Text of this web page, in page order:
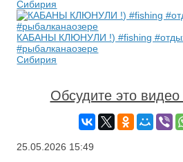
Сибирия
КАБАНЫ КЛЮНУЛИ !) #fishing
#рыбалканаозере
Сибирия
Обсудите это
25.05.2026 15:49